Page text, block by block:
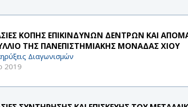
ΚΟΠΗΣ ΕΠΙΚΙΝΔΥΝΩΝ ΔΕΝΤΡΩΝ ΚΑΙ
ΤΗΣ ΠΑΝΕΠΙΣΤΗΜΙΑΚΗΣ ΜΟΝΑΔΑΣ ΧΙΟΥ
Διαγωνισμών
2019